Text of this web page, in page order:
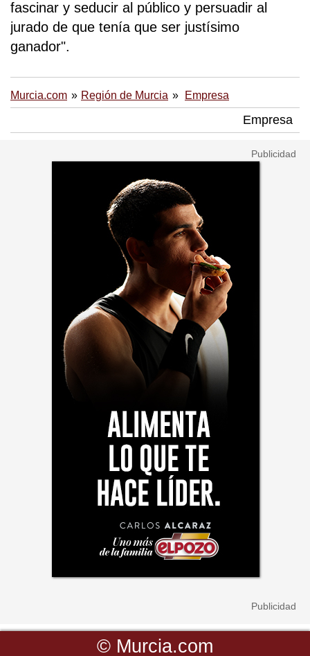
fascinar y seducir al público y persuadir al
jurado de que tenía que ser justísimo
ganador".
Murcia.com Región de Murcia Empresa
Empresa
© Murcia.com